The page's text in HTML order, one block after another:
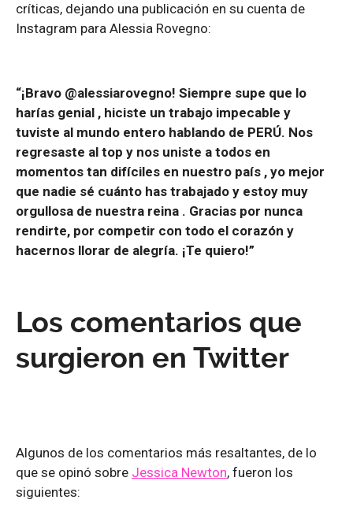
críticas, dejando una publicación en su cuenta de
Instagram para Alessia Rovegno:
“¡Bravo @alessiarovegno! Siempre supe que lo
harías genial , hiciste un trabajo impecable y
tuviste al mundo entero hablando de PERÚ. Nos
regresaste al top y nos uniste a todos en
momentos tan difíciles en nuestro país , yo mejor
que nadie sé cuánto has trabajado y estoy muy
orgullosa de nuestra reina . Gracias por nunca
rendirte, por competir con todo el corazón y
hacernos llorar de alegría. ¡Te quiero!”
Los comentarios que
surgieron en Twitter
Algunos de los comentarios más resaltantes, de lo
que se opinó sobre Jessica Newton, fueron los
siguientes: